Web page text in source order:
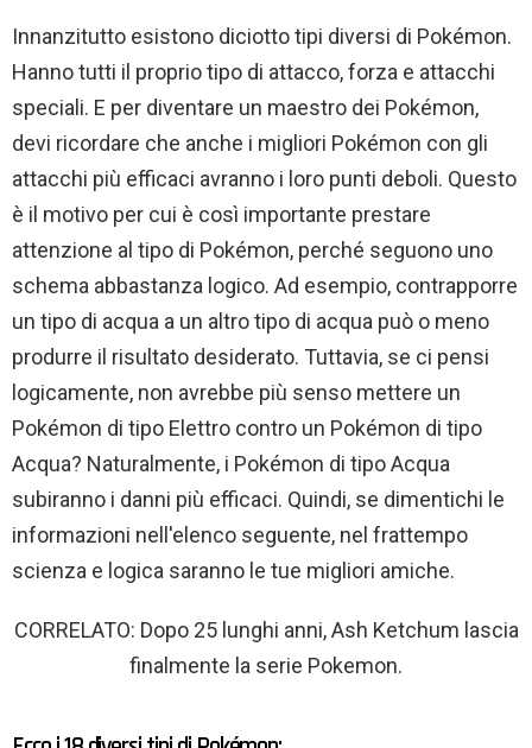
Innanzitutto esistono diciotto tipi diversi di Pokémon.
Hanno tutti il ​​proprio tipo di attacco, forza e attacchi
speciali. E per diventare un maestro dei Pokémon,
devi ricordare che anche i migliori Pokémon con gli
attacchi più efficaci avranno i loro punti deboli. Questo
è il motivo per cui è così importante prestare
attenzione al tipo di Pokémon, perché seguono uno
schema abbastanza logico. Ad esempio, contrapporre
un tipo di acqua a un altro tipo di acqua può o meno
produrre il risultato desiderato. Tuttavia, se ci pensi
logicamente, non avrebbe più senso mettere un
Pokémon di tipo Elettro contro un Pokémon di tipo
Acqua? Naturalmente, i Pokémon di tipo Acqua
subiranno i danni più efficaci. Quindi, se dimentichi le
informazioni nell'elenco seguente, nel frattempo
scienza e logica saranno le tue migliori amiche.
CORRELATO: Dopo 25 lunghi anni, Ash Ketchum lascia
finalmente la serie Pokemon.